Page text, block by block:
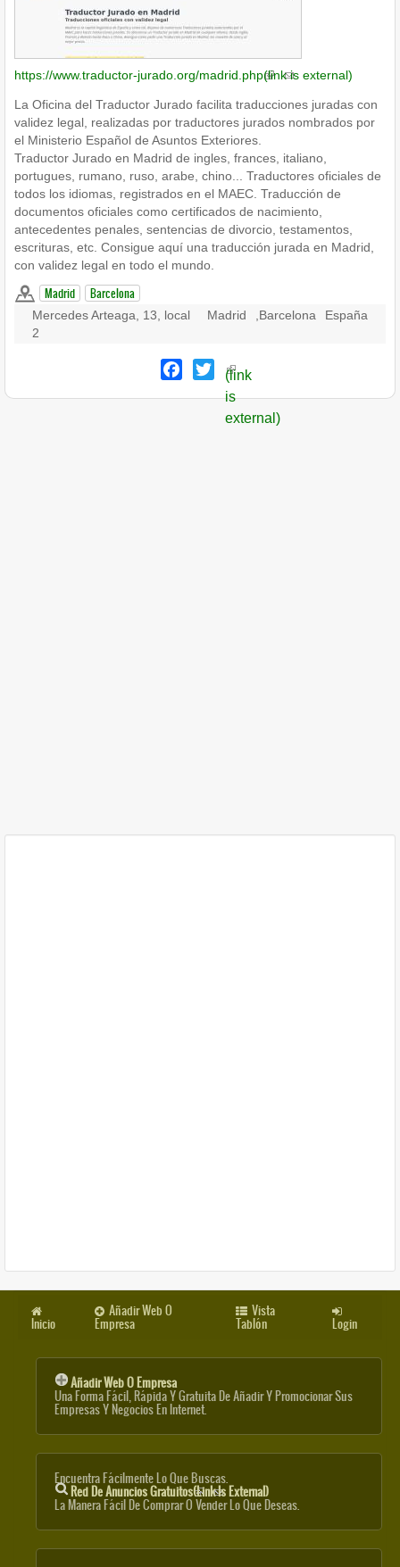
https://www.traductor-jurado.org/madrid.php(link is external)
La Oficina del Traductor Jurado facilita traducciones juradas con
validez legal, realizadas por traductores jurados nombrados por
el Ministerio Español de Asuntos Exteriores.
Traductor Jurado en Madrid de ingles, frances, italiano,
portugues, rumano, ruso, arabe, chino... Traductores oficiales de
todos los idiomas, registrados en el MAEC. Traducción de
documentos oficiales como certificados de nacimiento,
antecedentes penales, sentencias de divorcio, testamentos,
escrituras, etc. Consigue aquí una traducción jurada en Madrid,
con validez legal en todo el mundo.
Madrid Barcelona
Mercedes Arteaga, 13, local
2
Madrid Barcelona España
Facebook
Twitter
(link
is
external)
Inicio
Añadir Web O
Empresa
Vista
Tablón Login
Añadir Web O Empresa
Una Forma Fácil, Rápida Y Gratuita De Añadir Y Promocionar Sus
Empresas Y Negocios En Internet.
Encuentra Fácilmente Lo Que Buscas.
Red De Anuncios Gratuitos(link Is External)
La Manera Fácil De Comprar O Vender Lo Que Deseas.